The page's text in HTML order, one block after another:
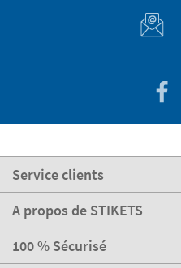
Service clients
A propos de STIKETS
100 % Sécurisé